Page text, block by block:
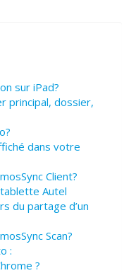
sur iPad?
principal, dossier,
dans votre
Client?
Autel
du partage d’un
Scan?
:
?